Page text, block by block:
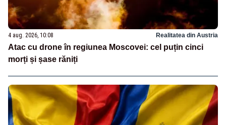
4 aug. 2026, 10:08 Realitatea din Austria
Atac cu drone în regiunea Moscovei: cel puțin cinci
morți și șase răniți